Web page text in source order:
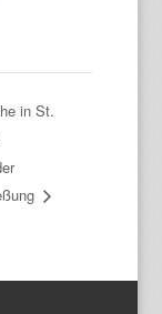
in St.